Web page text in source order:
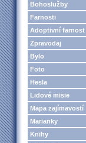
Bohoslužby
Farnosti
Adoptivní farnost
Zpravodaj
Bylo
Foto
Hesla
Lidové misie
Mapa zajímavostí
Marianky
Knihy